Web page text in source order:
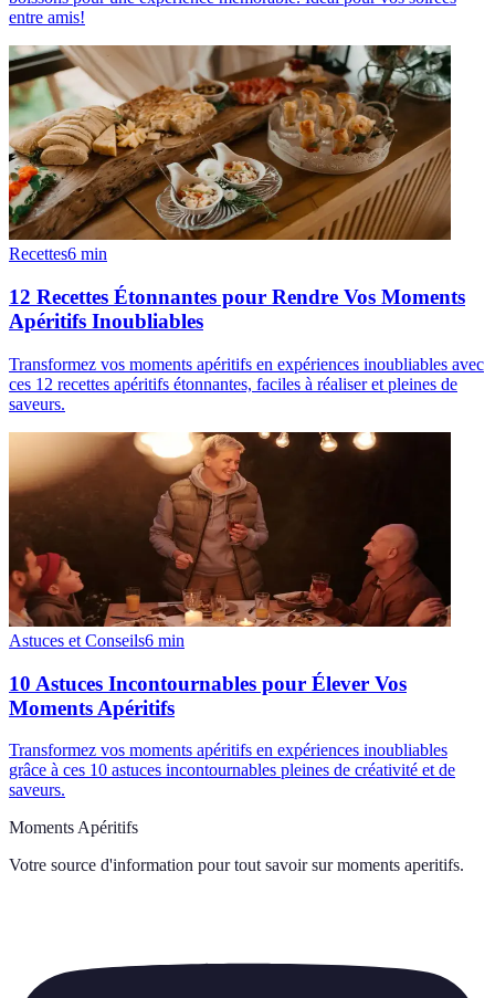
entre amis!
Recettes6 min
12 Recettes Étonnantes pour Rendre Vos Moments
Apéritifs Inoubliables
Transformez vos moments apéritifs en expériences inoubliables avec
ces 12 recettes apéritifs étonnantes, faciles à réaliser et pleines de
saveurs.
Astuces et Conseils6 min
10 Astuces Incontournables pour Élever Vos
Moments Apéritifs
Transformez vos moments apéritifs en expériences inoubliables
grâce à ces 10 astuces incontournables pleines de créativité et de
saveurs.
Moments Apéritifs
Votre source d'information pour tout savoir sur moments aperitifs.